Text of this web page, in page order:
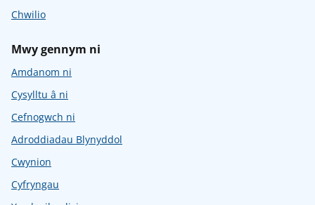
Chwilio
Mwy gennym ni
Amdanom ni
Cysylltu â ni
Cefnogwch ni
Adroddiadau Blynyddol
Cwynion
Cyfryngau